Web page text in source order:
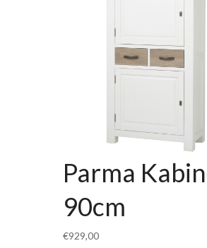
Parma
90cm
€929,00